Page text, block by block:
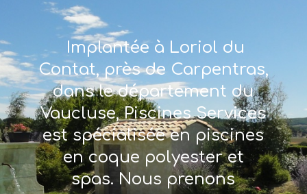
Implantée à Loriol du
Contat, près de Carpentras,
dans le département du
Vaucluse, Piscines Services
est spécialisée en piscines
en coque polyester et
spas. Nous prenons